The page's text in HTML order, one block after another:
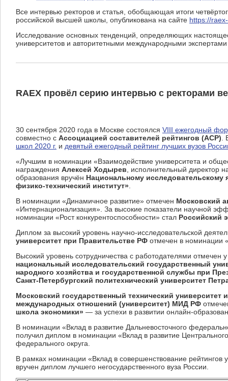
Все интервью ректоров и статья, обобщающая итоги
российской высшей школы, опубликована на сайте https://
Исследование основных тенденций, определяющих
университетов и авторитетными международными
RAEX провёл серию интервью с ректорами
30 сентября 2020 года в Москве состоялся VIII ежегодный
совместно с Ассоциацией составителей рейтингов (АСР)
школ 2020 г. и девятый ежегодный рейтинг лучших вузов
«Лучшим в номинации «Взаимодействие университета и
награждения Алексей Ходырев , исполнительный директор
образования вручён Национальному
физико-технический институт»
В номинации «Динамичное развитие» отмечен Московский
«Интернационализация». За высокие показатели научной
номинации «Рост конкурентоспособности» стал Российский
Диплом за высокий уровень научно-исследовательской
университет при Правительстве РФ отмечен в номинации
Высокий уровень сотрудничества с работодателями отмечен
национальный исследовательский государственный
народного хозяйства и государственной службы при
Санкт-Петербургский политехнический университет
Московский государственный технический университет
международных отношений (университет) МИД РФ
школа экономики» — за успехи в развитии онлайн-
В номинации «Вклад в развитие Дальневосточного
получил диплом в номинации «Вклад в развитие
федерального округа.
В рамках номинации «Вклад в совершенствование рейтингов
вручен диплом лучшего негосударственного вуза России.